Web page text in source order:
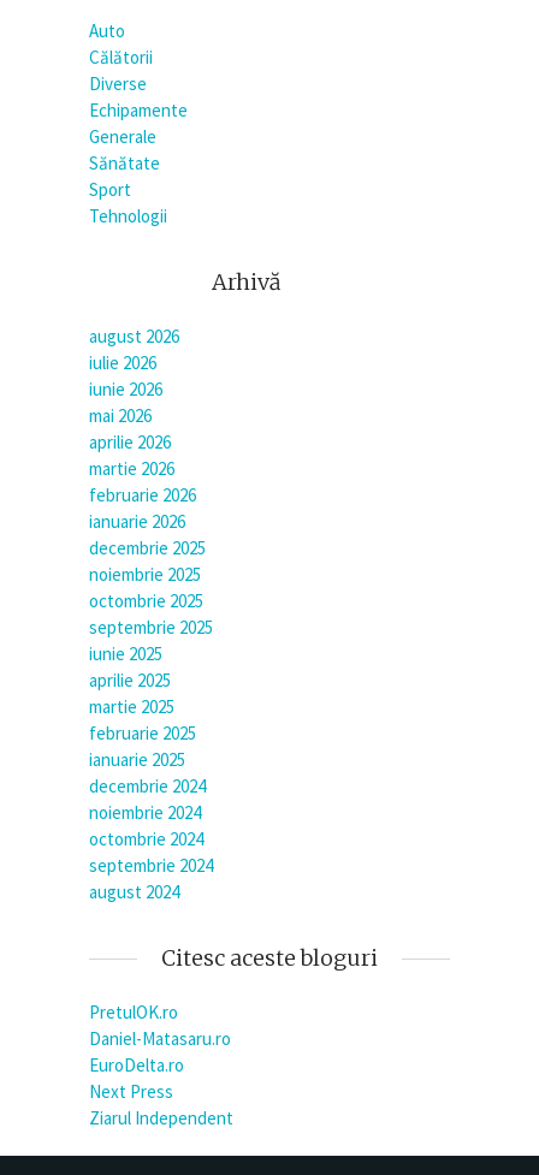
Auto
Călătorii
Diverse
Echipamente
Generale
Sănătate
Sport
Tehnologii
Arhivă
august 2026
iulie 2026
iunie 2026
mai 2026
aprilie 2026
martie 2026
februarie 2026
ianuarie 2026
decembrie 2025
noiembrie 2025
octombrie 2025
septembrie 2025
iunie 2025
aprilie 2025
martie 2025
februarie 2025
ianuarie 2025
decembrie 2024
noiembrie 2024
octombrie 2024
septembrie 2024
august 2024
Citesc aceste bloguri
PretulOK.ro
Daniel-Matasaru.ro
EuroDelta.ro
Next Press
Ziarul Independent